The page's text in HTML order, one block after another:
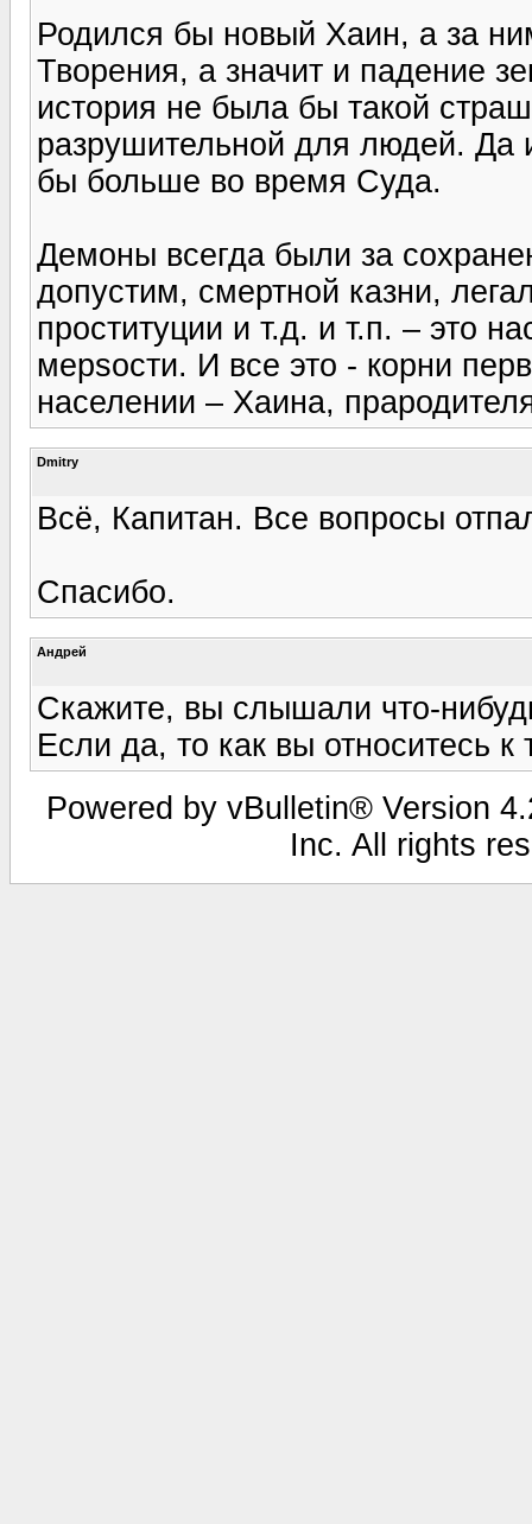
Родился бы новый Хаин, а за
Творения, а значит и падение
история не была бы такой
разрушительной для людей. Да
бы больше во время Суда.
Демоны всегда были за
допустим, смертной казни,
проституции и т.д. и т.п. – это
мерsости. И все это - корни
населении – Хаина,
Dmitry
Всё, Капитан. Все вопросы
Спасибо.
Андрей
Скажите, вы слышали что-
Если да, то как вы относитесь к
Powered by vBulletin® Version
Inc. All rights